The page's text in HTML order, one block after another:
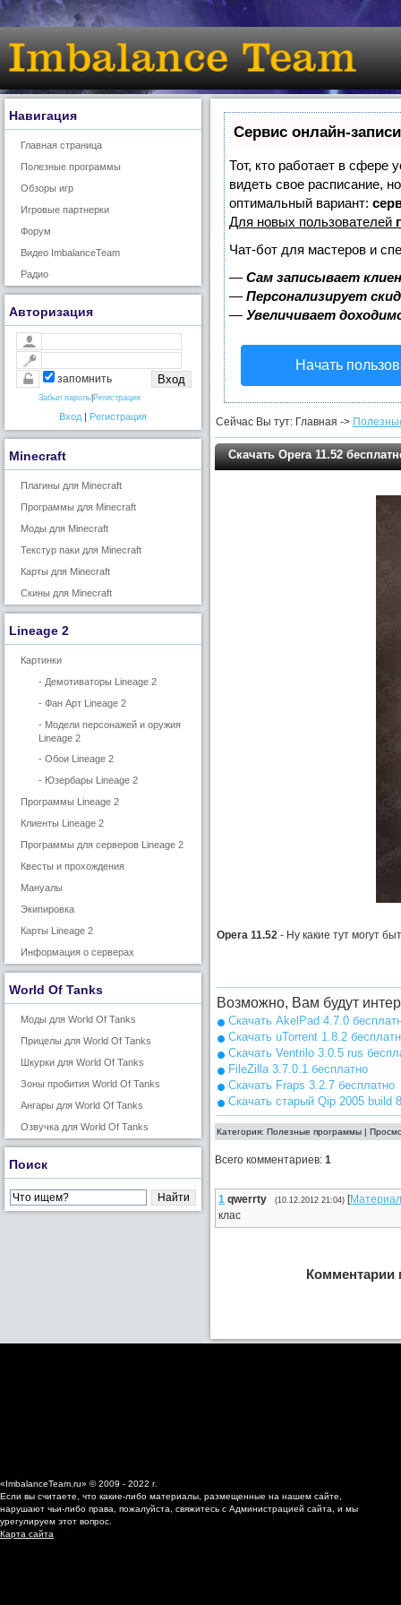
Навигация
Главная страница
Полезные программы
Обзоры игр
Игровые партнерки
Форум
Видео ImbalanceTeam
Радио
Авторизация
запомнить
Забыл пароль Регистрация
Вход | Регистрация
Minecraft
Плагины для Minecraft
Программы для Minecraft
Моды для Minecraft
Текстур паки для Minecraft
Карты для Minecraft
Скины для Minecraft
Lineage 2
Картинки
- Демотиваторы Lineage 2
- Фан Арт Lineage 2
- Модели персонажей и оружия
Lineage 2
- Обои Lineage 2
- Юзербары Lineage 2
Программы Lineage 2
Клиенты Lineage 2
Программы для серверов Lineage 2
Квесты и прохождения
Мануалы
Экипировка
Карты Lineage 2
Информация о серверах
World Of Tanks
Моды для World Of Tanks
Прицелы для World Of Tanks
Шкурки для World Of Tanks
Зоны пробития World Of Tanks
Ангары для World Of Tanks
Озвучка для World Of Tanks
Поиск
Сервис онлайн-
Тот, кто работает в сфере
видеть свое расписание,
оптимальный вариант:
Для новых пользователей
Чат-бот для мастеров и
— Сам записывает
— Персонализирует
— Увеличивает
Начать
Сейчас Вы тут: Главная ->
Скачать Opera 11.52
Opera 11.52 - Ну какие тут могут
Возможно, Вам будут
Скачать AkelPad 4.7.0
Скачать uTorrent 1.8.2
Скачать Ventrilo 3.0.5 rus
FileZilla 3.7.0.1 бесплатно
Скачать Fraps 3.2.7 бесплатно
Скачать старый Qip 2005 build
Категория: Полезные программы |
Всего комментариев: 1
1 qwerrty (10.12.2012 21:04) [Материал
клас
Комментарии
«ImbalanceTeam.ru» © 2009 - 2022 г.
Если вы считаете, что какие-либо материалы, размещенные на нашем сайте,
нарушают чьи-либо права, пожалуйста, свяжитесь с Администрацией сайта, и мы
урегулируем этот вопрос.
Карта сайта